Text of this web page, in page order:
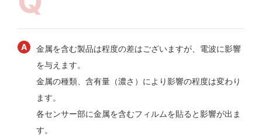
金属を含む製品は程度の差はございますが、電波に影響
を与えます。
金属の種類、含有量（濃さ）により影響の程度は変わり
ます。
各センサー部に金属を含むフィルムを貼ると影響が出ま
す。